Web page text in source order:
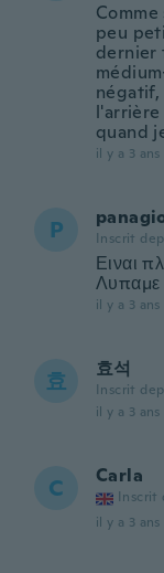
peu
dernier
négatif,
l'arrière
quand
il y a 3 ans
P Inscrit
Ειναι
Λυπαμε
il y a 3 ans
효 효석
Inscrit
il y a 3 ans
C Carla
Inscrit
il y a 3 ans